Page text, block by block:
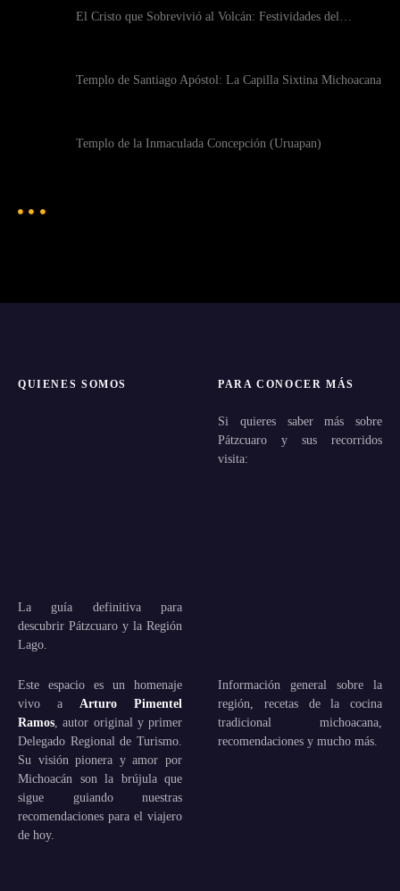
El Cristo que Sobrevivió al Volcán: Festividades del…
Templo de Santiago Apóstol: La Capilla Sixtina Michoacana
Templo de la Inmaculada Concepción (Uruapan)
QUIENES SOMOS
La guía definitiva para
descubrir Pátzcuaro y la Región
Lago.
Este espacio es un homenaje
vivo a Arturo Pimentel
Ramos, autor original y primer
Delegado Regional de Turismo.
Su visión pionera y amor por
Michoacán son la brújula que
sigue guiando nuestras
recomendaciones para el viajero
de hoy.
PARA CONOCER MÁS
Si quieres saber más sobre
Pátzcuaro y sus recorridos
visita:
Información general sobre la
región, recetas de la cocina
tradicional michoacana,
recomendaciones y mucho más.